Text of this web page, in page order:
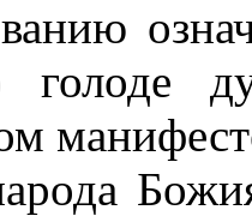
голоде